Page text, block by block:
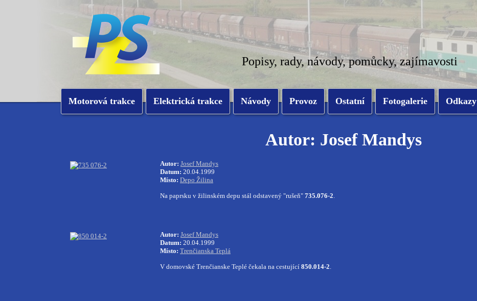
Popisy, rady, návody, pomůcky, zajímavosti
Motorová trakce Elektrická trakce Návody Provoz Ostatní Fotogalerie Odkazy
Autor: Josef Mandys
Autor: Josef Mandys
Datum: 20.04.1999
Místo: Depo Žilina
Na paprsku v žilinském depu stál odstavený "rušeň" 735.076-2.
Autor: Josef Mandys
Datum: 20.04.1999
Místo: Trenčianska Teplá
V domovské Trenčianske Teplé čekala na cestující 850.014-2.